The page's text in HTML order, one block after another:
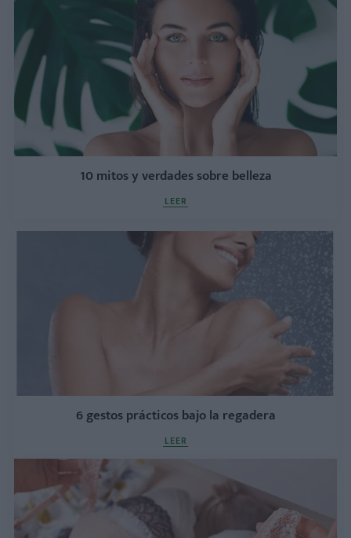
10 mitos y verdades sobre belleza
LEER
6 gestos prácticos bajo la regadera
LEER